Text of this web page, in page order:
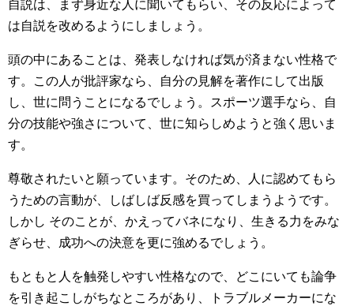
自説は、まず身近な人に聞いてもらい、その反応によって
は自説を改めるようにしましょう。
頭の中にあることは、発表しなければ気が済まない性格で
す。この人が批評家なら、自分の見解を著作にして出版
し、世に問うことになるでしょう。スポーツ選手なら、自
分の技能や強さについて、世に知らしめようと強く思いま
す。
尊敬されたいと願っています。そのため、人に認めてもら
うための言動が、しばしば反感を買ってしまうようです。
しかし そのことが、かえってバネになり、生きる力をみな
ぎらせ、成功への決意を更に強めるでしょう。
もともと人を触発しやすい性格なので、どこにいても論争
を引き起こしがちなところがあり、トラブルメーカーにな